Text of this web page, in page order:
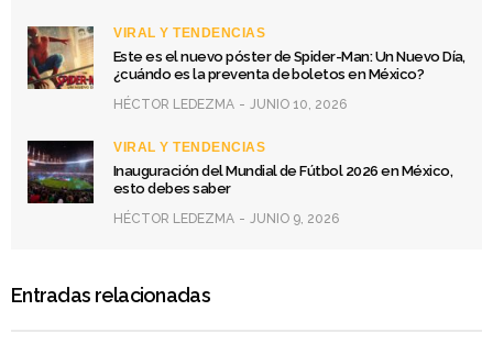
VIRAL Y TENDENCIAS
Este es el nuevo póster de Spider-Man: Un Nuevo Día,
¿cuándo es la preventa de boletos en México?
HÉCTOR LEDEZMA JUNIO 10, 2026
VIRAL Y TENDENCIAS
Inauguración del Mundial de Fútbol 2026 en México,
esto debes saber
HÉCTOR LEDEZMA JUNIO 9, 2026
Entradas relacionadas